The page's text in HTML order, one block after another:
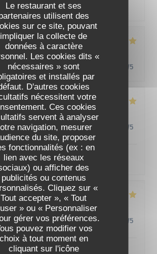
Le restaurant et ses
utilisent des
sur ce site, pouvant
impliquer la collecte de
données à caractère
Les cookies dits «
nécessaires » sont
et installés par
D'autres cookies
nécessitent votre
Ces cookies
servent à analyser
navigation, mesurer
du site, proposer
fonctionnalités (ex : en
lien avec les réseaux
ou afficher des
publicités ou contenus
Cliquez sur «
Tout accepter », « Tout
» ou « Personnaliser
gérer vos préférences.
pouvez modifier vos
choix à tout moment en
cliquant sur l'icône
et nourriture originale
- Couverts 2
: 4/5 Cuisine : 5/5 /5
- Couverts 2
: 5/5 Cuisine: 5/5 Qualité / Prix /5
et une cuisine incroyable , merci.
- Couverts 2
: 5 /5 Cuisine: 5/5 Qualité / Prix /5
RESTAURANT